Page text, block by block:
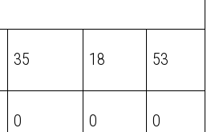
35 18 53
0 0 0